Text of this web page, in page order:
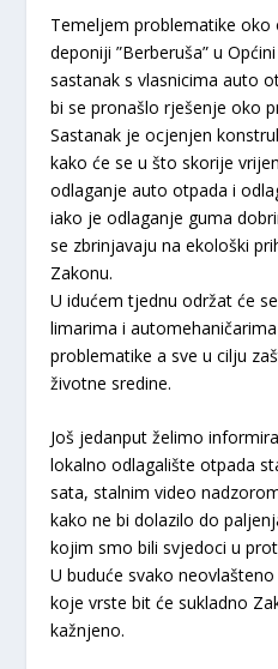
Temeljem problematike oko
deponiji ”Berberuša” u
sastanak s vlasnicima auto
bi se pronašlo rješenje oko
Sastanak je ocjenjen
kako će se u što skorije
odlaganje auto otpada i
iako je odlaganje guma
se zbrinjavaju na ekološki
Zakonu.
U idućem tjednu održat će
limarima i
problematike a sve u cilju
životne sredine.
Još jedanput želimo
lokalno odlagalište otpada
sata, stalnim video
kako ne bi dolazilo do
kojim smo bili svjedoci u
U buduće svako
koje vrste bit će sukladno
kažnjeno.